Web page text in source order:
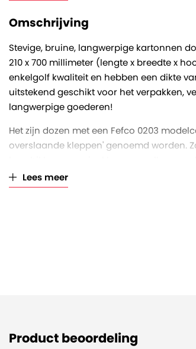
Omschrijving
Stevige, bruine, langwerpige kartonnen
210 x 700 millimeter (lengte x breedte x
enkelgolf kwaliteit en hebben een dikte
uitstekend geschikt voor het verpakken,
langwerpige goederen!
Het zijn dozen met een Fefco 0203
overslaande kleppen' genoemd worden.
Daarnaast beschikt deze doos over
maar op 500 en 600 millimeter is een
Lees meer
Product beoordeling